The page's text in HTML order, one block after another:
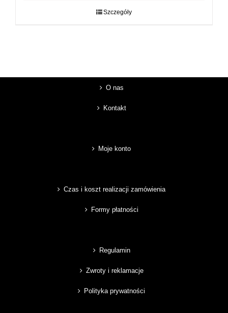
Szczegóły
O nas
Kontakt
Moje konto
Czas i koszt realizacji zamówienia
Formy płatności
Regulamin
Zwroty i reklamacje
Polityka prywatności